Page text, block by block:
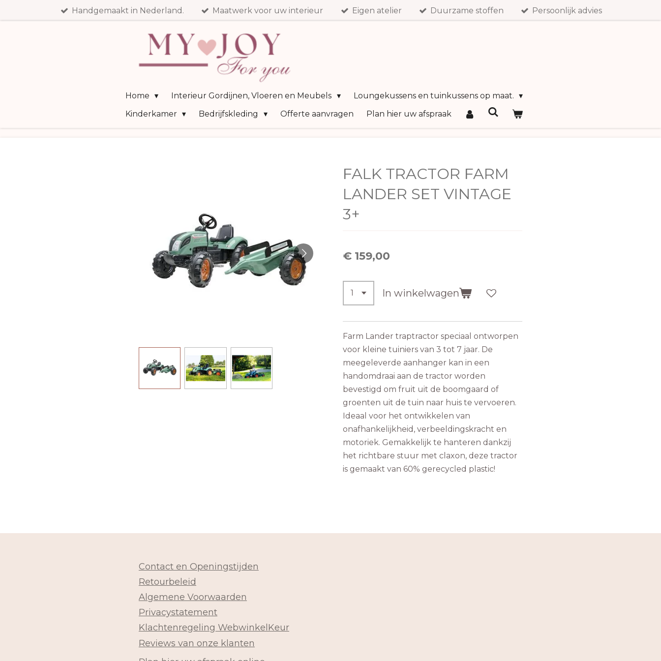
Handgemaakt in Nederland. Maatwerk voor uw interieur Eigen atelier Duurzame stoffen Persoonlijk advies
Home Interieur Gordijnen, Vloeren en Meubels
Loungekussens en tuinkussens op maat.
Kinderkamer
Bedrijfskleding Offerte aanvragen Plan hier uw afspraak
FALK TRACTOR FARM
LANDER SET VINTAGE
3+
€ 159,00
In winkelwagen
Farm Lander traptractor speciaal ontworpen
voor kleine tuiniers van 3 tot 7 jaar. De
meegeleverde aanhanger kan in een
handomdraai aan de tractor worden
bevestigd om fruit uit de boomgaard of
groenten uit de tuin naar huis te vervoeren.
Ideaal voor het ontwikkelen van
onafhankelijkheid, verbeeldingskracht en
motoriek. Gemakkelijk te hanteren dankzij
het richtbare stuur met claxon, deze tractor
is gemaakt van 60% gerecycled plastic!
Contact en Openingstijden
Retourbeleid
Algemene Voorwaarden
Privacystatement
Klachtenregeling WebwinkelKeur
Reviews van onze klanten